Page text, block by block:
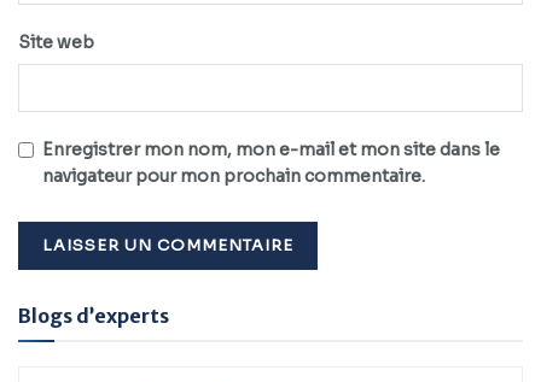
Site web
Enregistrer mon nom, mon e-mail et mon site dans le
navigateur pour mon prochain commentaire.
Alternative:
Blogs d’experts